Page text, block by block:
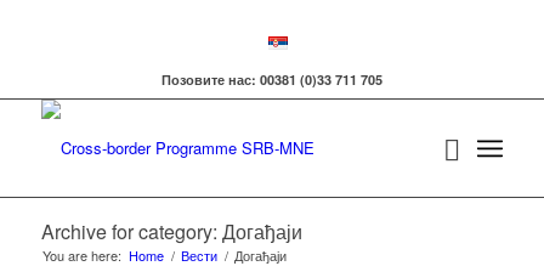
Позовите нас: 00381 (0)33 711 705
Archive for category: Догађаји
You are here: Home / Вести / Догађаји